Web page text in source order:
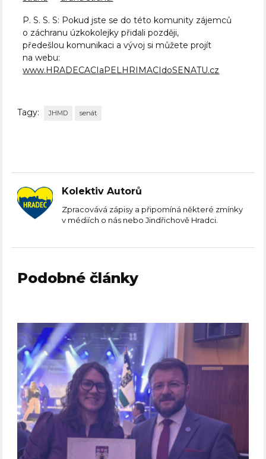
P. S. S. S: Pokud jste se do této komunity zájemců
o záchranu úzkokolejky přidali později,
předešlou komunikaci a vývoj si můžete projít
na webu:
www.HRADECACIaPELHRIMACIdoSENATU.cz
Tagy: JHMD senát
Kolektiv Autorů
Zpracovává zápisy a připomíná některé zmínky
v médiích o nás nebo Jindřichově Hradci.
Podobné články